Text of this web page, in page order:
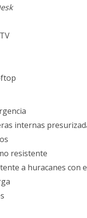
internas
resistente
a huracanes con